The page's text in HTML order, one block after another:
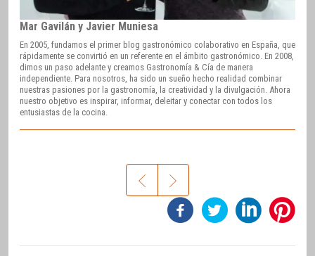
Mar Gavilán y Javier Muniesa
En 2005, fundamos el primer blog gastronómico colaborativo en España, que
rápidamente se convirtió en un referente en el ámbito gastronómico. En 2008,
dimos un paso adelante y creamos Gastronomía & Cía de manera
independiente. Para nosotros, ha sido un sueño hecho realidad combinar
nuestras pasiones por la gastronomía, la creatividad y la divulgación. Ahora
nuestro objetivo es inspirar, informar, deleitar y conectar con todos los
entusiastas de la cocina.